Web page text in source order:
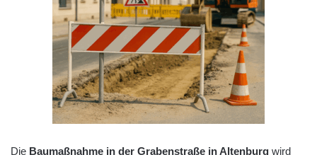
Die Baumaßnahme in der Grabenstraße in Altenburg wird